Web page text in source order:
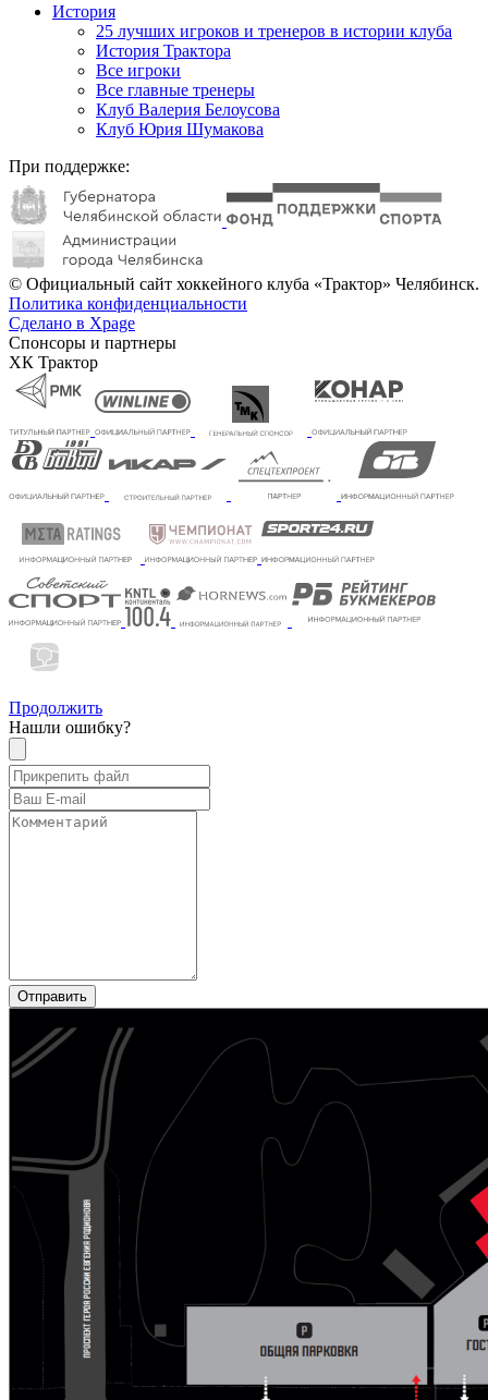
История
25 лучших игроков и тренеров в истории клуба
История Трактора
Все игроки
Все главные тренеры
Клуб Валерия Белоусова
Клуб Юрия Шумакова
При поддержке:
© Официальный сайт хоккейного клуба «Трактор» Челябинск.
Политика конфиденциальности
Сделано в Xpage
Спонсоры и партнеры
ХК Трактор
Продолжить
Нашли ошибку?